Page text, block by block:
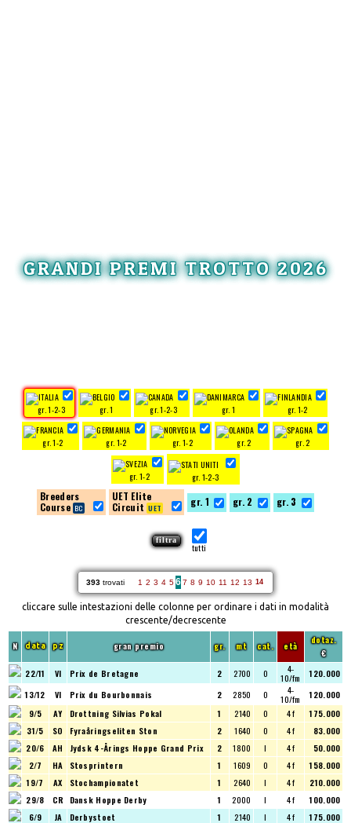
GRANDI PREMI TROTTO 2026
gr. 1-2-3 gr. 1 gr. 1-2-3 gr. 1 gr. 1-2
gr. 1-2 gr. 1-2 gr. 1-2 gr. 2 gr. 2
gr. 1-2 gr. 1-2-3
Breeders
Course
UET Elite
Circuit
gr. 1 gr. 2 gr. 3
tutti
393 trovati 1 2 3 4 567 8 9 10 11 12 13 14
cliccare sulle intestazioni delle colonne per ordinare i dati in modalità
crescente/decrescente
N data pz gran premio gr. mt cat. età
dotaz.
€
22/11 VI Prix de Bretagne 2 2700 O 4-
10/fm
120.000
13/12
VI Prix du Bourbonnais 2 2850 O 4-
10/fm
120.000
9/5
AY Drottning Silvias Pokal 1 2140 O 4 f
175.000
31/5
SO Fyraåringseliten Ston 2 1640 O 4 f
83.000
20/6
AH Jydsk 4-Årings Hoppe Grand Prix 2 1800 I 4 f
50.000
2/7
HA Stosprintern 1 1609 O 4 f
158.000
19/7
AX Stochampionatet 1 2640 I 4 f
210.000
29/8
CR Dansk Hoppe Derby 1 2000 I 4 f
100.000
6/9
JA Derbystoet 1 2140 I 4 f
175.000